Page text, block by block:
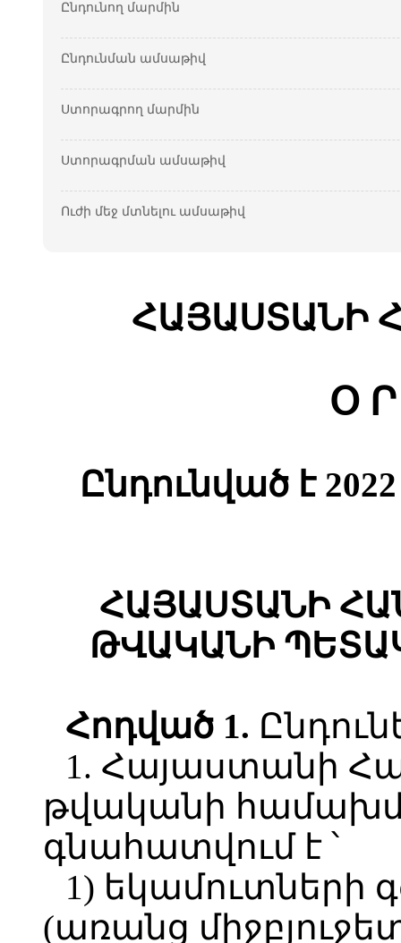
Ընդունող մարմին
Ընդունման ամսաթիվ
Ստորագրող մարմին
Ստորագրման ամսաթիվ
Ուժի մեջ մտնելու ամսաթիվ
ՀԱՅԱՍՏԱՆԻ
Օ
Ընդունված է
ՀԱՅԱՍՏԱՆԻ
ԹՎԱԿԱՆԻ
Հոդված 1.
1. Հայաստանի
թվականի
գնահատվում է ՝
1) եկամուտների
(առանց